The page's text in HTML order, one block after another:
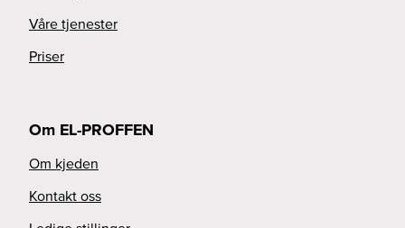
Våre tjenester
Priser
Om EL-PROFFEN
Om kjeden
Kontakt oss